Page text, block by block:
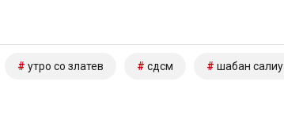
утро со златев сдсм шабан салиу